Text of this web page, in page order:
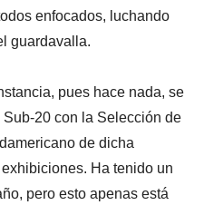
enfocados, luchando
guardavalla.
pues hace nada, se
20 con la Selección de
de dicha
Ha tenido un
pero esto apenas está